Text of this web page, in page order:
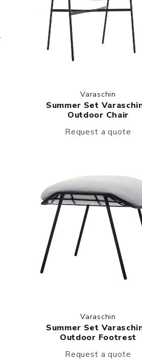
Varaschin
Summer Set
Outdoor Chair
Request a quote
Varaschin
Summer Set
Outdoor Footrest
Request a quote